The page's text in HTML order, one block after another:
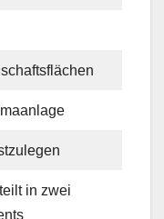
in zwei